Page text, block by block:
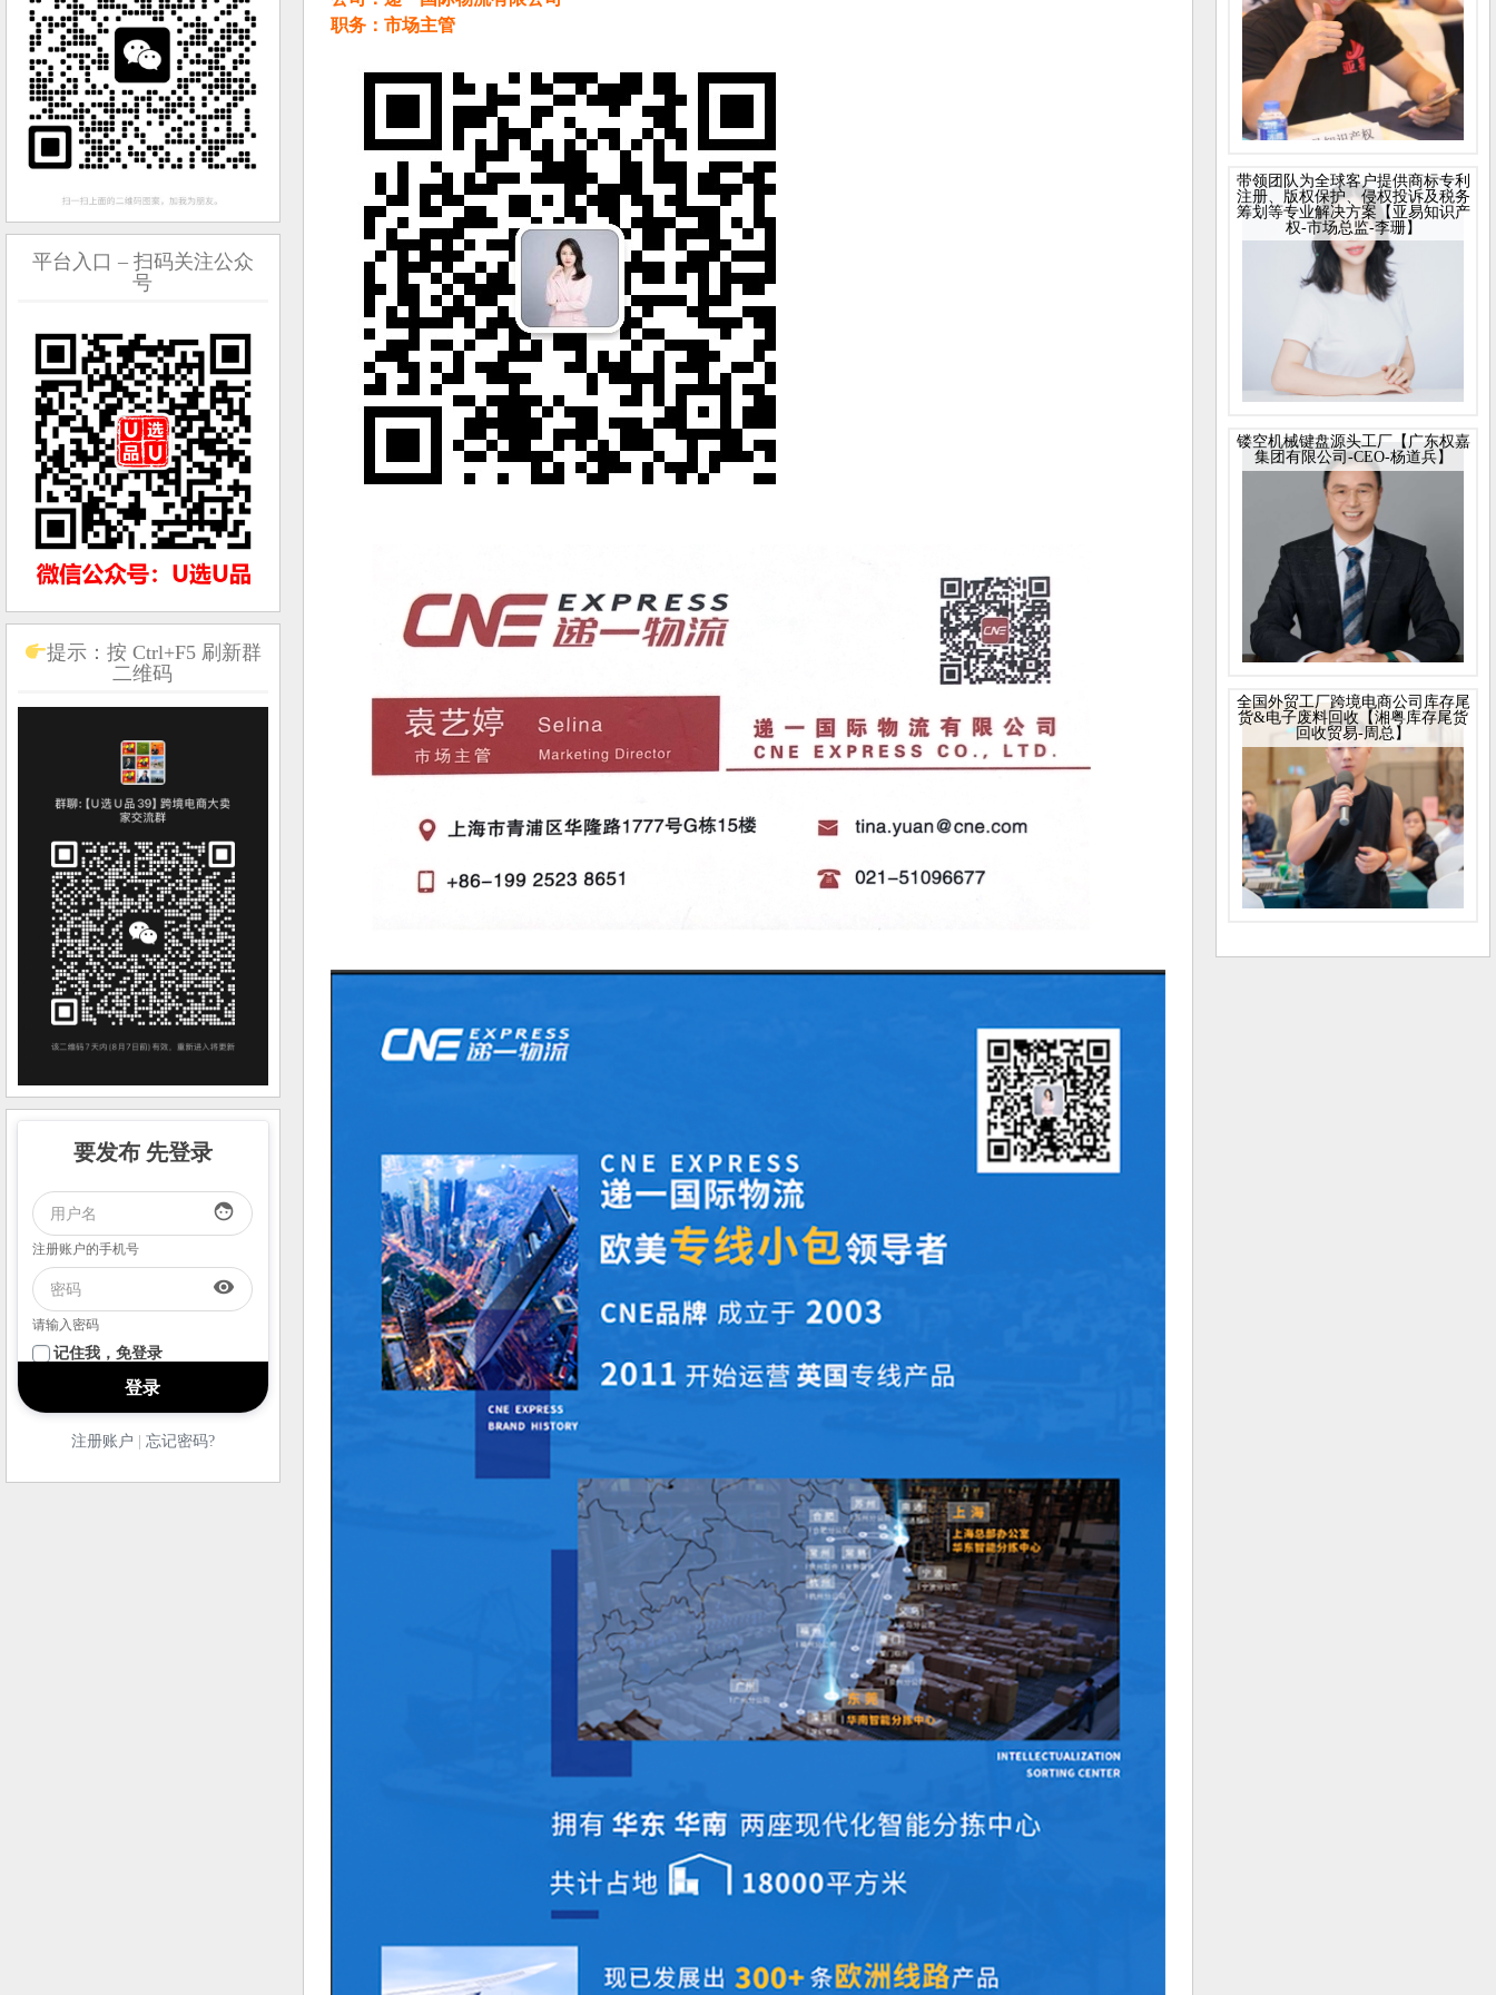
职务：市场主管
平台入口 – 扫码关注公众
号
提示：按 Ctrl+F5 刷新群
二维码
要发布 先登录
face
注册账户的手机号
visibility
请输入密码
记住我，免登录
注册账户 忘记密码?
带领团队为全球客户提供商标专利
注册、版权保护、侵权投诉及税务
筹划等专业解决方案【亚易知识产
权-市场总监-李珊】
镂空机械键盘源头工厂【广东权嘉
集团有限公司-CEO-杨道兵】
全国外贸工厂跨境电商公司库存尾
货&电子废料回收【湘粤库存尾货
回收贸易-周总】